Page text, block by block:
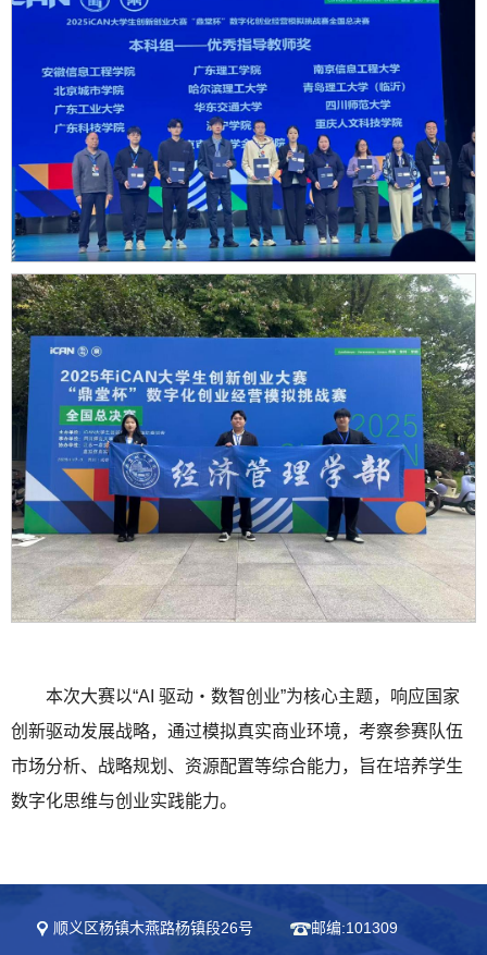
本次大赛以“AI 驱动・数智创业”为核心主题，响应国家
创新驱动发展战略，通过模拟真实商业环境，考察参赛队伍
市场分析、战略规划、资源配置等综合能力，旨在培养学生
数字化思维与创业实践能力。
顺义区杨镇木燕路杨镇段26号 邮编:101309